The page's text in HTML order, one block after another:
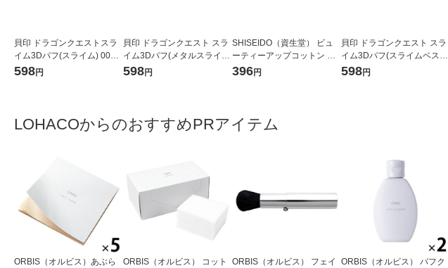
貝印 ドラゴンクエストスラ
イム3Dパフ(スライム) 000K
Q3313 1個
598円
貝印 ドラゴンクエスト スラ
イム3Dパフ(メタルスライ
ム) 000KQ3315 1個
598円
SHISEIDO（資生堂） ビュ
ーティーアップコットン G 1
08枚
396円
貝印 ドラゴンクエスト スラ
イム3Dパフ(スライムベス) 0
00KQ3314 1個
598円
LOHACOからのおすすめPRアイテム
ORBIS（オルビス）あぶら
ORBIS（オルビス） コット
ORBIS（オルビス） フェイ
ORBIS（オルビス） パフク